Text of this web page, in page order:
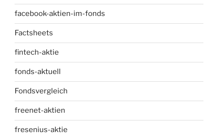
facebook-aktien-im-fonds
Factsheets
fintech-aktie
fonds-aktuell
Fondsvergleich
freenet-aktien
fresenius-aktie